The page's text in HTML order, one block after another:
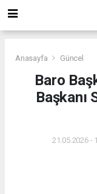
Anasayfa Güncel
Baro
Başkanı
21.05.2026 -